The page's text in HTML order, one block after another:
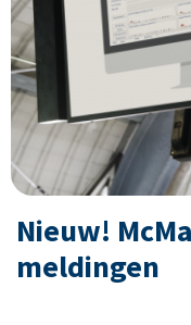
Nieuw!
meldingen